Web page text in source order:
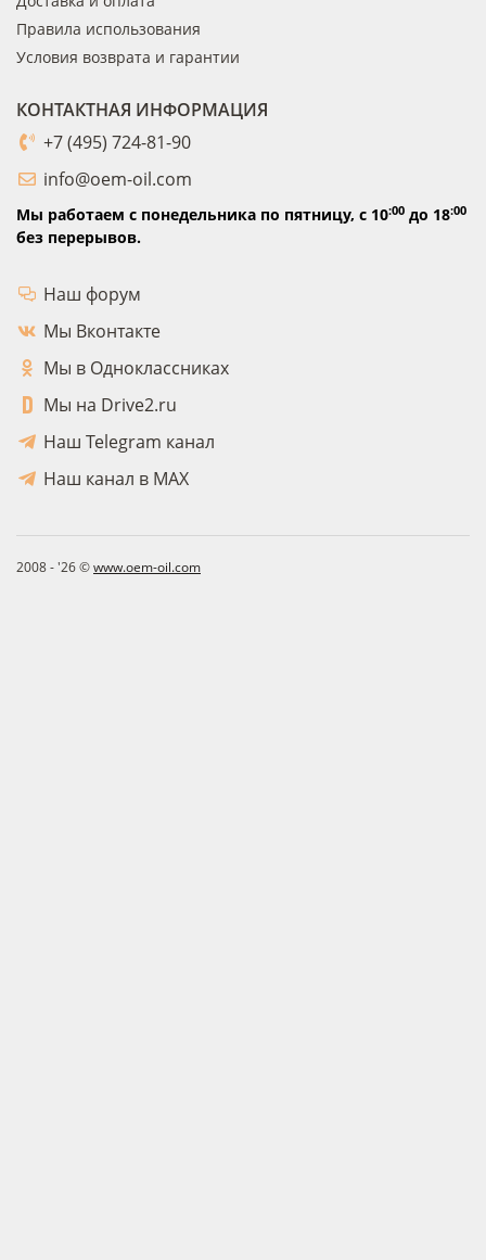
Правила использования
Условия возврата и гарантии
КОНТАКТНАЯ ИНФОРМАЦИЯ
+7 (495) 724-81-90
info@oem-oil.com
Мы работаем с понедельника по пятницу, с 10:00 до 18:00
без перерывов.
Наш форум
Мы Вконтакте
Мы в Одноклассниках
Мы на Drive2.ru
Наш Telegram канал
Наш канал в MAX
2008 - '26 ©www.oem-oil.com